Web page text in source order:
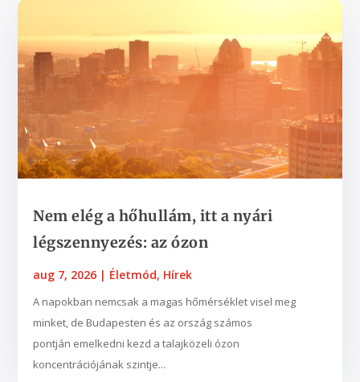
Nem elég a hőhullám, itt a nyári
légszennyezés: az ózon
aug 7, 2026 | Életmód, Hírek
A napokban nemcsak a magas hőmérséklet visel meg
minket, de Budapesten és az ország számos
pontján emelkedni kezd a talajközeli ózon
koncentrációjának szintje...